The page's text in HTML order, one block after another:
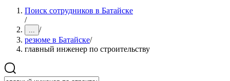
Поиск сотрудников в Батайске
/
... /
резюме в Батайске/
главный инженер по строительству